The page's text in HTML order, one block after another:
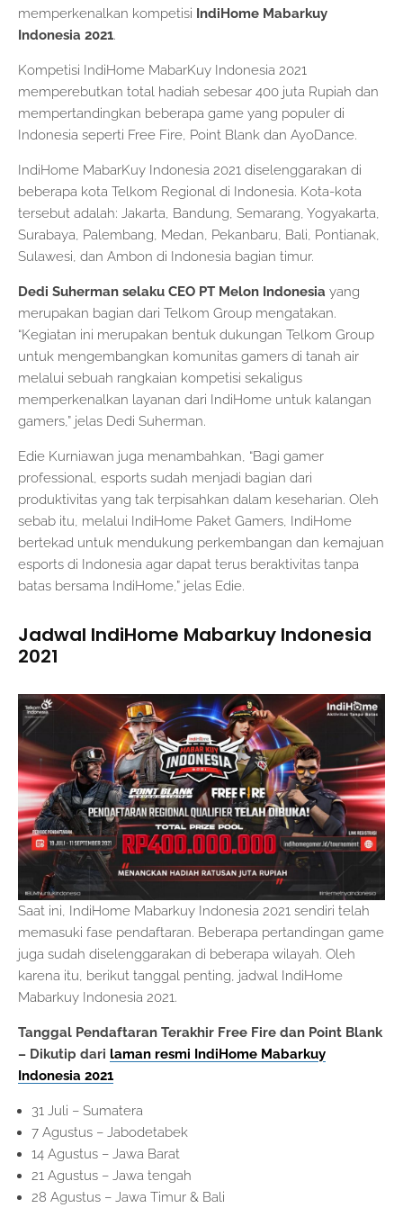
memperkenalkan kompetisi IndiHome Mabarkuy
Indonesia 2021.
Kompetisi IndiHome MabarKuy Indonesia 2021
memperebutkan total hadiah sebesar 400 juta Rupiah dan
mempertandingkan beberapa game yang populer di
Indonesia seperti Free Fire, Point Blank dan AyoDance.
IndiHome MabarKuy Indonesia 2021 diselenggarakan di
beberapa kota Telkom Regional di Indonesia. Kota-kota
tersebut adalah: Jakarta, Bandung, Semarang, Yogyakarta,
Surabaya, Palembang, Medan, Pekanbaru, Bali, Pontianak,
Sulawesi, dan Ambon di Indonesia bagian timur.
Dedi Suherman selaku CEO PT Melon Indonesia yang
merupakan bagian dari Telkom Group mengatakan.
“Kegiatan ini merupakan bentuk dukungan Telkom Group
untuk mengembangkan komunitas gamers di tanah air
melalui sebuah rangkaian kompetisi sekaligus
memperkenalkan layanan dari IndiHome untuk kalangan
gamers,” jelas Dedi Suherman.
Edie Kurniawan juga menambahkan, “Bagi gamer
professional, esports sudah menjadi bagian dari
produktivitas yang tak terpisahkan dalam keseharian. Oleh
sebab itu, melalui IndiHome Paket Gamers, IndiHome
bertekad untuk mendukung perkembangan dan kemajuan
esports di Indonesia agar dapat terus beraktivitas tanpa
batas bersama IndiHome,” jelas Edie.
Jadwal IndiHome Mabarkuy Indonesia
2021
Saat ini, IndiHome Mabarkuy Indonesia 2021 sendiri telah
memasuki fase pendaftaran. Beberapa pertandingan game
juga sudah diselenggarakan di beberapa wilayah. Oleh
karena itu, berikut tanggal penting, jadwal IndiHome
Mabarkuy Indonesia 2021.
Tanggal Pendaftaran Terakhir Free Fire dan Point Blank
– Dikutip dari laman resmi IndiHome Mabarkuy
Indonesia 2021
31 Juli – Sumatera
7 Agustus – Jabodetabek
14 Agustus – Jawa Barat
21 Agustus – Jawa tengah
28 Agustus – Jawa Timur & Bali